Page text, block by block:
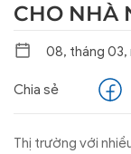
CHO NHÀ
08, tháng 03,
Chia sẻ
Thị trường với